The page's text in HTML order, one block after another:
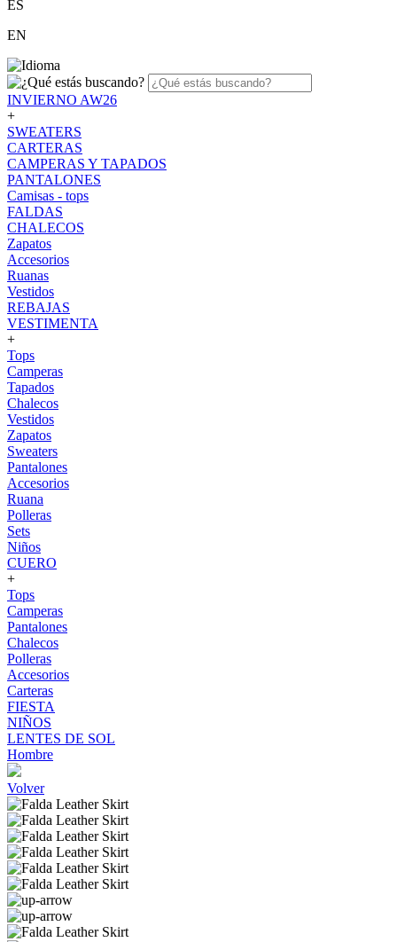
ES
EN
INVIERNO AW26
+
SWEATERS
CARTERAS
CAMPERAS Y TAPADOS
PANTALONES
Camisas - tops
FALDAS
CHALECOS
Zapatos
Accesorios
Ruanas
Vestidos
REBAJAS
VESTIMENTA
+
Tops
Camperas
Tapados
Chalecos
Vestidos
Zapatos
Sweaters
Pantalones
Accesorios
Ruana
Polleras
Sets
Niños
CUERO
+
Tops
Camperas
Pantalones
Chalecos
Polleras
Accesorios
Carteras
FIESTA
NIÑOS
LENTES DE SOL
Hombre
Volver